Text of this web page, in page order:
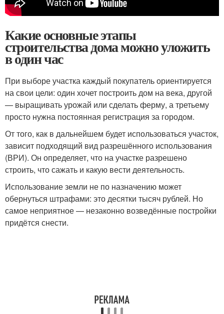
Какие основные этапы
строительства дома можно уложить
в один час
При выборе участка каждый покупатель ориентируется
на свои цели: один хочет построить дом на века, другой
— выращивать урожай или сделать ферму, а третьему
просто нужна постоянная регистрация за городом.
От того, как в дальнейшем будет использоваться участок,
зависит подходящий вид разрешённого использования
(ВРИ). Он определяет, что на участке разрешено
строить, что сажать и какую вести деятельность.
Использование земли не по назначению может
обернуться штрафами: это десятки тысяч рублей. Но
самое неприятное — незаконно возведённые постройки
придётся снести.